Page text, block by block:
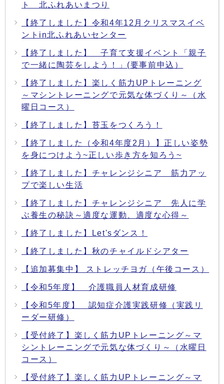
ト 北ふれあいまつり
【終了しました】令和4年12月クリスマスイベ
ントin北ふれあいセンター
【終了しました】 子育て支援イベント「親子
で一緒に陶芸をしよう！」(要事前申込）
【終了しました】楽しく筋力UPトレーニング
～マシントレーニングで元気な体づくり～（水
曜日コース）
【終了しました】苔玉をつくろう！
【終了しました（令和4年度2月）】正しい姿勢
を身につけよう~正しい歩き方を知ろう~
【終了しました】チャレンジシニア 筋力アッ
プで楽しい生活
【終了しました】チャレンジシニア 先人に学
ぶ養生の秘訣～適度な運動、適度な心得～
【終了しました】Let'sダンス！
【終了しました】秋のチャイルドシアター
【追加募集中】 ストレッチヨガ（午後コース）
【令和5年度】 介護職員人材育成研修
【令和5年度】 認知症介護実践研修（実践リ
ーダー研修）
【受付終了】楽しく筋力UPトレーニング～マ
シントレーニングで元気な体づくり～（水曜日
コース）
【受付終了】楽しく筋力UPトレーニング～マ